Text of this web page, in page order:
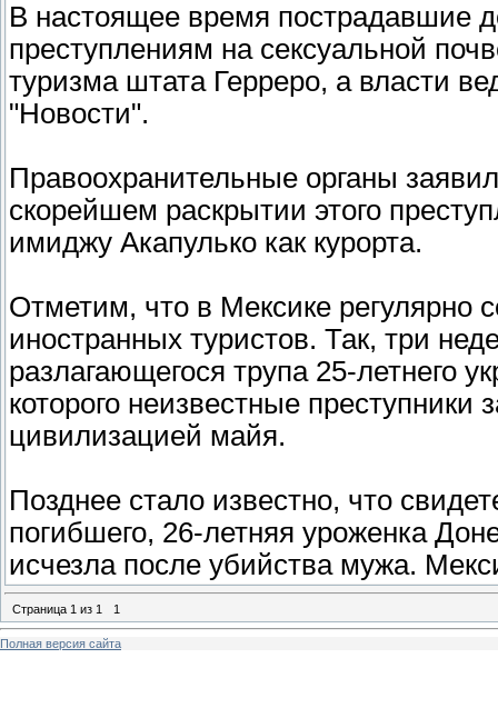
В настоящее время пострадавшие
преступлениям на сексуальной
туризма штата Герреро, а власти
"Новости".
Правоохранительные органы
скорейшем раскрытии этого
имиджу Акапулько как курорта.
Отметим, что в Мексике регулярно
иностранных туристов. Так, три
разлагающегося трупа 25-летнего
которого неизвестные преступники
цивилизацией майя.
Позднее стало известно, что
погибшего, 26-летняя уроженка
исчезла после убийства мужа.
Страница 1 из 1 1
Полная версия сайта